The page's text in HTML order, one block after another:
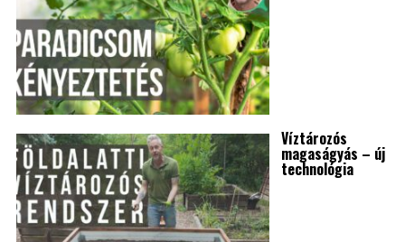
Víztározós
magaságyás – új
technológia